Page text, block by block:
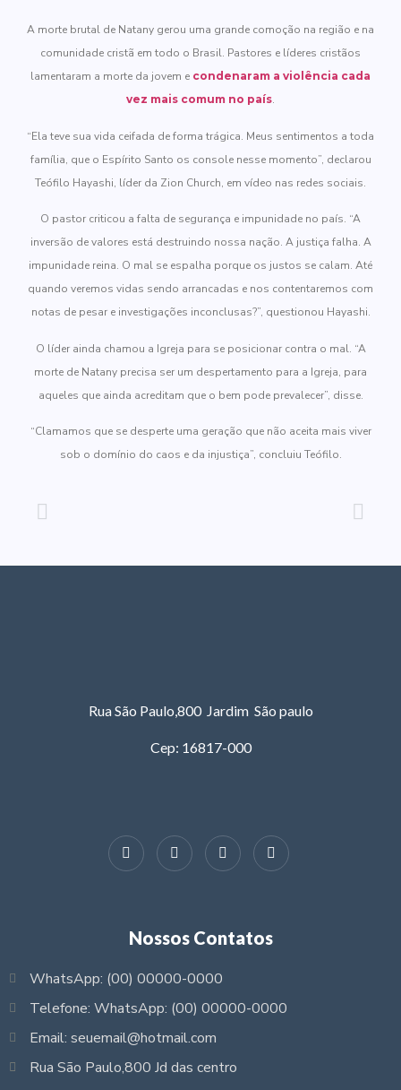
A morte brutal de Natany gerou uma grande comoção na região e na
comunidade cristã em todo o Brasil. Pastores e líderes cristãos
lamentaram a morte da jovem e condenaram a violência cada
vez mais comum no país.
“Ela teve sua vida ceifada de forma trágica. Meus sentimentos a toda
família, que o Espírito Santo os console nesse momento”, declarou
Teófilo Hayashi, líder da Zion Church, em vídeo nas redes sociais.
O pastor criticou a falta de segurança e impunidade no país. “A
inversão de valores está destruindo nossa nação. A justiça falha. A
impunidade reina. O mal se espalha porque os justos se calam. Até
quando veremos vidas sendo arrancadas e nos contentaremos com
notas de pesar e investigações inconclusas?”, questionou Hayashi.
O líder ainda chamou a Igreja para se posicionar contra o mal. “A
morte de Natany precisa ser um despertamento para a Igreja, para
aqueles que ainda acreditam que o bem pode prevalecer”, disse.
“Clamamos que se desperte uma geração que não aceita mais viver
sob o domínio do caos e da injustiça”, concluiu Teófilo.
Rua São Paulo,800 Jardim São paulo
Cep: 16817-000
Nossos Contatos
WhatsApp: (00) 00000-0000
Telefone: WhatsApp: (00) 00000-0000
Email: seuemail@hotmail.com
Rua São Paulo,800 Jd das centro